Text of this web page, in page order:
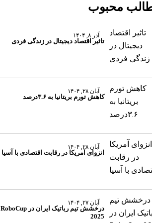
محبوب
آذر ۸, ۱۴۰۴
تاثیر اقتصاد دیجیتال در زندگی فردی
آبان ۲۸, ۱۴۰۴
کاهش تورم بریتانیا به ۳.۶درصد
آبان ۲۸, ۱۴۰۴
انزوای آمریکا در رقابت اقتصادی با آسیا
آبان ۲۷, ۱۴۰۴
درخشش تیم رباتیک ایران در RoboCup
2025